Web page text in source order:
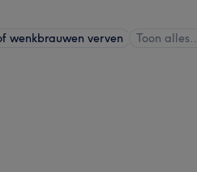
wenkbrauwen verven Toon alles…